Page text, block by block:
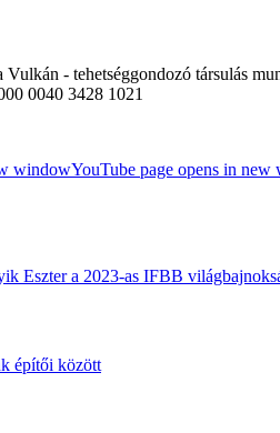
Vulkán - tehetséggondozó társulás
0040 3428 1021
windowYouTube page opens in new
Eszter a 2023-as IFBB
építői között